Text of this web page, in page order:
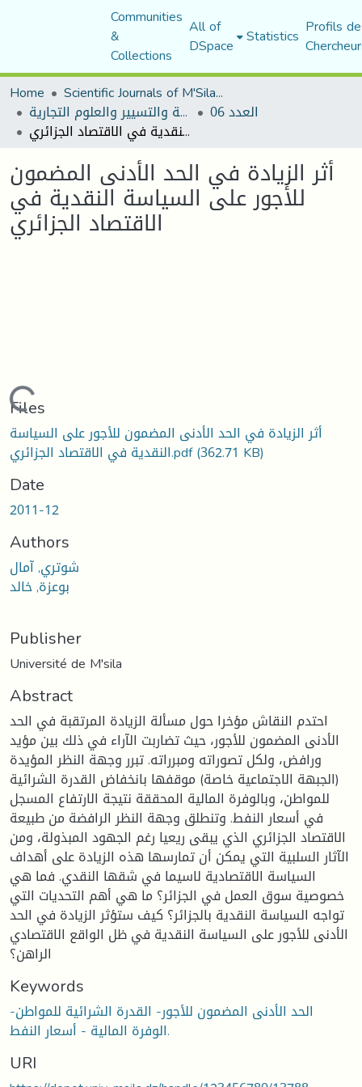
Communities
&
Collections
All of
DSpace Statistics Profils
Home
Scientific Journals of M'Sila University
مجلة العلوم الاقتصادية والتسيير والعلوم التجارية العدد 06
أثر الزيادة في الحد الأدنى المضمون للأجور على السياسة النقدية في الاقتصاد الجزائري
أثر الزيادة في الحد الأدنى المضمون
للأجور على السياسة النقدية في
الاقتصاد الجزائري
Loading...
Files
أثر الزيادة في الحد الأدنى المضمون للأجور على السياسة
النقدية في الاقتصاد الجزائري.pdf(362.71 KB)
Date
2011-12
Authors
شوتري, آمال
بوعزة, خالد
Publisher
Université de M'sila
Abstract
احتدم النقاش مؤخرا حول مسألة الزيادة المرتقبة في الحد
الأدنى المضمون للأجور، حيث تضاربت الآراء في ذلك بين مؤيد
ورافض، ولكل تصوراته ومبرراته. تبرر وجهة النظر المؤيدة
(الجبهة الاجتماعية خاصة) موقفها بانخفاض القدرة الشرائية
للمواطن، وبالوفرة المالية المحققة نتيجة الارتفاع المسجل
في أسعار النفط. وتنطلق وجهة النظر الرافضة من طبيعة
الاقتصاد الجزائري الذي يبقى ريعيا رغم الجهود المبذولة، ومن
الآثار السلبية التي يمكن أن تمارسها هذه الزيادة على أهداف
السياسة الاقتصادية لاسيما في شقها النقدي. فما هي
خصوصية سوق العمل في الجزائر؟ ما هي أهم التحديات التي
تواجه السياسة النقدية بالجزائر؟ كيف ستؤثر الزيادة في الحد
الأدنى للأجور على السياسة النقدية في ظل الواقع الاقتصادي
الراهن؟
Keywords
الحد الأدنى المضمون للأجور- القدرة الشرائية للمواطن-
الوفرة المالية - أسعار النفط.
URI